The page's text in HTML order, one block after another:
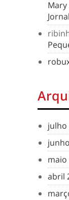
Mary
julho
maio
abril